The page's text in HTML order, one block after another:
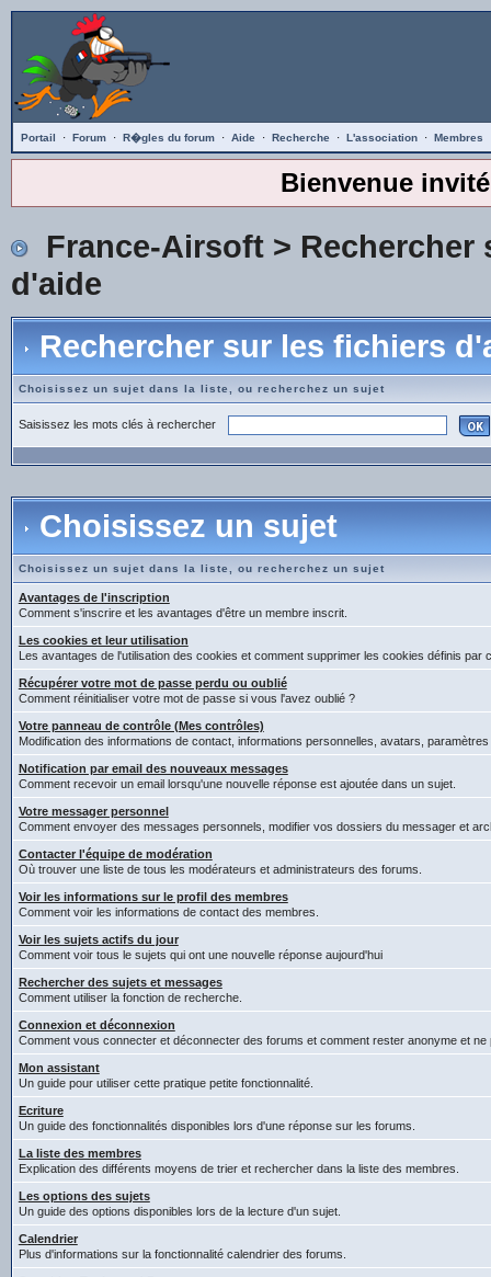
Portail · Forum · R�gles du forum · Aide · Recherche · L'association · Membres
Bienvenue invité
France-Airsoft> Rechercher
d'aide
Rechercher sur les fichiers
Choisissez un sujet dans la liste, ou recherchez un sujet
Saisissez les mots clés à rechercher
Choisissez un sujet
Choisissez un sujet dans la liste, ou recherchez un sujet
Avantages de l'inscription
Comment s'inscrire et les avantages d'être un membre inscrit.
Les cookies et leur utilisation
Les avantages de l'utilisation des cookies et comment supprimer les cookies définis par
Récupérer votre mot de passe perdu ou oublié
Comment réinitialiser votre mot de passe si vous l'avez oublié ?
Votre panneau de contrôle (Mes contrôles)
Modification des informations de contact, informations personnelles, avatars,
Notification par email des nouveaux messages
Comment recevoir un email lorsqu'une nouvelle réponse est ajoutée dans un sujet.
Votre messager personnel
Comment envoyer des messages personnels, modifier vos dossiers du messager et
Contacter l'équipe de modération
Où trouver une liste de tous les modérateurs et administrateurs des forums.
Voir les informations sur le profil des membres
Comment voir les informations de contact des membres.
Voir les sujets actifs du jour
Comment voir tous le sujets qui ont une nouvelle réponse aujourd'hui
Rechercher des sujets et messages
Comment utiliser la fonction de recherche.
Connexion et déconnexion
Comment vous connecter et déconnecter des forums et comment rester anonyme et
Mon assistant
Un guide pour utiliser cette pratique petite fonctionnalité.
Ecriture
Un guide des fonctionnalités disponibles lors d'une réponse sur les forums.
La liste des membres
Explication des différents moyens de trier et rechercher dans la liste des membres.
Les options des sujets
Un guide des options disponibles lors de la lecture d'un sujet.
Calendrier
Plus d'informations sur la fonctionnalité calendrier des forums.